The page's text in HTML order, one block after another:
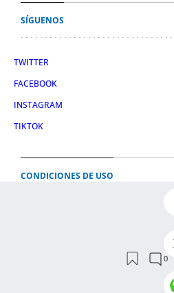
SÍGUENOS
TWITTER
FACEBOOK
INSTAGRAM
TIKTOK
CONDICIONES DE USO